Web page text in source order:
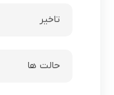
تاخیر
حالت ها